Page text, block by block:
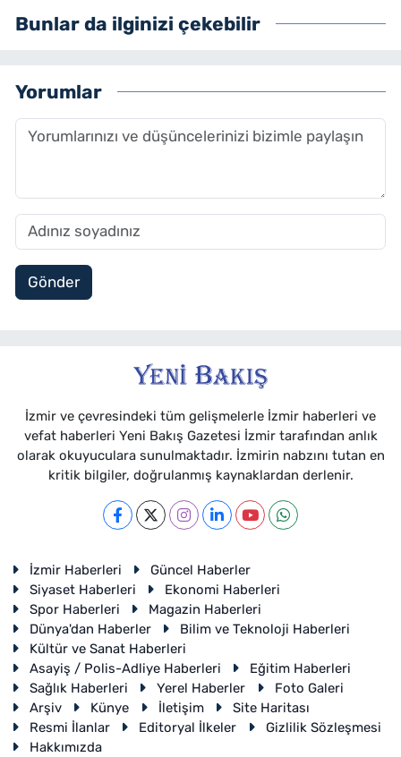
Bunlar da ilginizi çekebilir
Yorumlar
Gönder
İzmir ve çevresindeki tüm gelişmelerle İzmir haberleri ve
vefat haberleri Yeni Bakış Gazetesi İzmir tarafından anlık
olarak okuyuculara sunulmaktadır. İzmirin nabzını tutan en
kritik bilgiler, doğrulanmış kaynaklardan derlenir.
İzmir Haberleri
Güncel Haberler
Siyaset Haberleri
Ekonomi Haberleri
Spor Haberleri
Magazin Haberleri
Dünya'dan Haberler
Bilim ve Teknoloji Haberleri
Kültür ve Sanat Haberleri
Asayiş / Polis-Adliye Haberleri
Eğitim Haberleri
Sağlık Haberleri
Yerel Haberler
Foto Galeri
Arşiv
Künye İletişim
Site Haritası
Resmi İlanlar
Editoryal İlkeler
Gizlilik Sözleşmesi
Hakkımızda